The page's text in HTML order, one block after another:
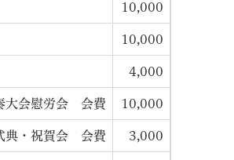
10,000
10,000
4,000
大会慰労会 会費 10,000
典・祝賀会 会費 3,000